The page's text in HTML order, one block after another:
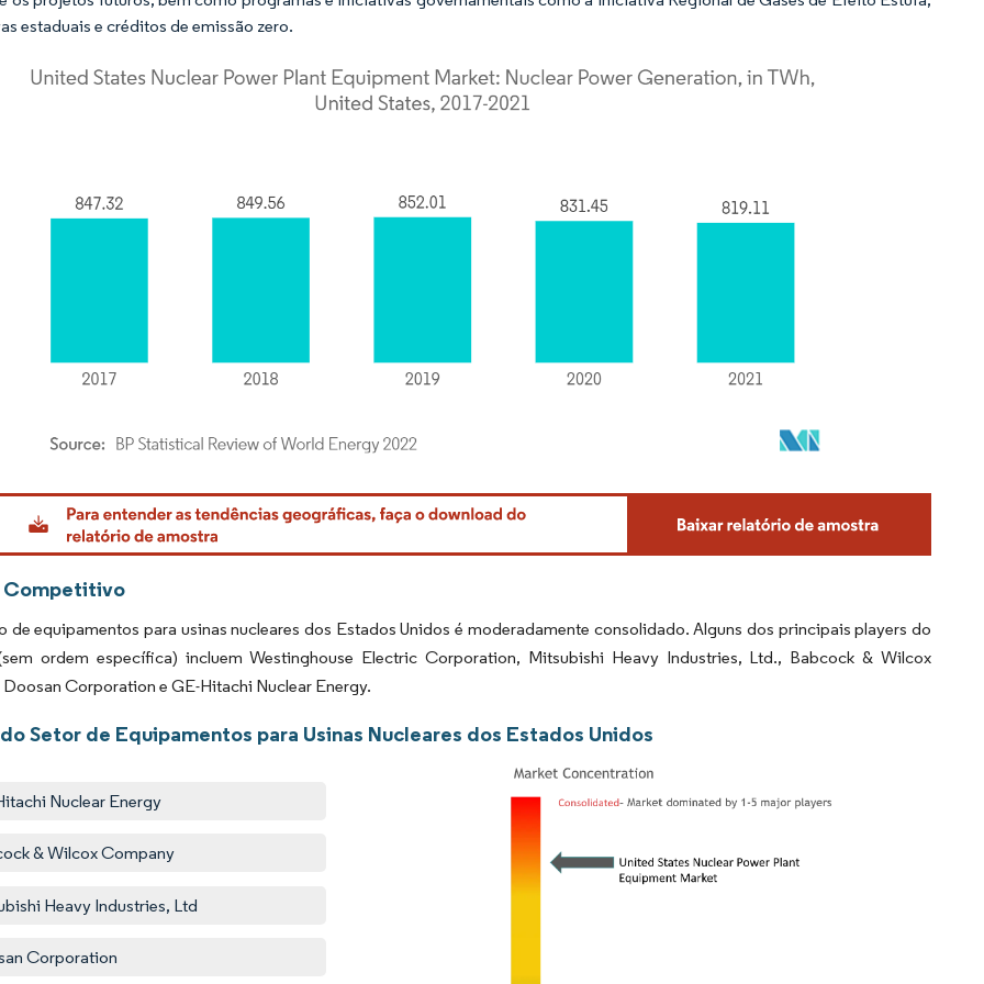
estaduais e créditos de emissão zero.
Intelligence. O reuso requer atribuição conforme CC BY 4.0.
Competitivo
de equipamentos para usinas nucleares dos Estados Unidos é moderadamente consolidado. Alguns dos principais players do
ordem específica) incluem Westinghouse Electric Corporation, Mitsubishi Heavy Industries, Ltd., Babcock & Wilcox
Corporation e GE-Hitachi Nuclear Energy.
Setor de Equipamentos para Usinas Nucleares dos Estados Unidos
Nuclear Energy
& Wilcox Company
Heavy Industries, Ltd
Corporation